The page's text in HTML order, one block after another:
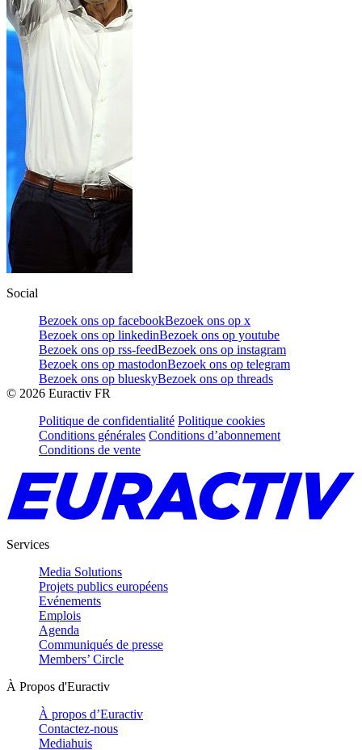
Social
Bezoek ons op facebookBezoek ons op x
Bezoek ons op linkedinBezoek ons op youtube
Bezoek ons op rss-feedBezoek ons op instagram
Bezoek ons op mastodonBezoek ons op telegram
Bezoek ons op blueskyBezoek ons op threads
© 2026 Euractiv FR
Politique de confidentialité Politique cookies
Conditions générales Conditions d’abonnement
Conditions de vente
Services
Media Solutions
Projets publics européens
Evénements
Emplois
Agenda
Communiqués de presse
Members’ Circle
À Propos d'Euractiv
À propos d’Euractiv
Contactez-nous
Mediahuis